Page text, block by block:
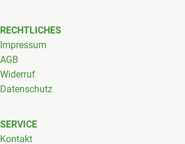
RECHTLICHES
Impressum
AGB
Widerruf
Datenschutz
SERVICE
Kontakt